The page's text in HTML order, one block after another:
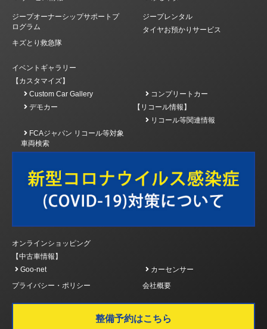
ジープオーナーシップサポートプ
ログラム
ジープレンタル
タイヤお預かりサービス
キズとり救急隊
イベントギャラリー
【カスタマイズ】
Custom Car Gallery
コンプリートカー
デモカー
【リコール情報】
リコール等関連情報
FCAジャパン リコール等対象
車両検索
オンラインショッピング
【中古車情報】
Goo-net
カーセンサー
プライバシー・ポリシー
会社概要
整備予約はこちら